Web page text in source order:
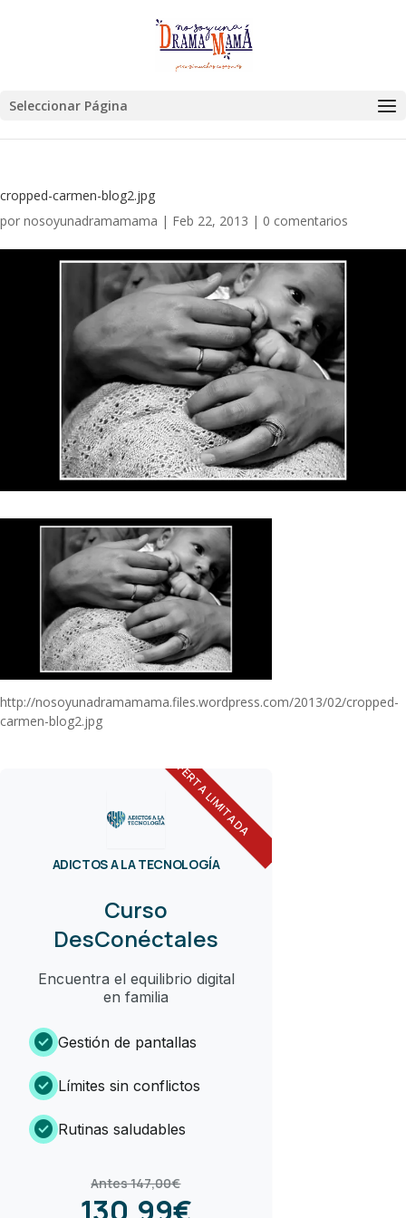
Seleccionar Página
cropped-carmen-blog2.jpg
por nosoyunadramamama | Feb 22, 2013 | 0 comentarios
http://nosoyunadramamama.files.wordpress.com/2013/02/cropped-
carmen-blog2.jpg
OFERTA LIMITADA
ADICTOS A LA TECNOLOGÍA
Curso
DesConéctales
Encuentra el equilibrio digital
en familia
check_circle Gestión de pantallas
check_circle Límites sin conflictos
check_circle Rutinas saludables
Antes 147,00€